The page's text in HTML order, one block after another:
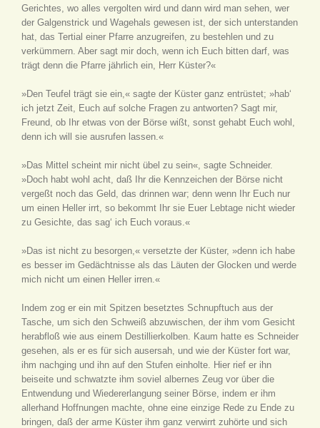
Gerichtes, wo alles vergolten wird und dann wird man sehen, wer
der Galgenstrick und Wagehals gewesen ist, der sich unterstanden
hat, das Tertial einer Pfarre anzugreifen, zu bestehlen und zu
verkümmern. Aber sagt mir doch, wenn ich Euch bitten darf, was
trägt denn die Pfarre jährlich ein, Herr Küster?«
»Den Teufel trägt sie ein,« sagte der Küster ganz entrüstet; »hab‘
ich jetzt Zeit, Euch auf solche Fragen zu antworten? Sagt mir,
Freund, ob Ihr etwas von der Börse wißt, sonst gehabt Euch wohl,
denn ich will sie ausrufen lassen.«
»Das Mittel scheint mir nicht übel zu sein«, sagte Schneider.
»Doch habt wohl acht, daß Ihr die Kennzeichen der Börse nicht
vergeßt noch das Geld, das drinnen war; denn wenn Ihr Euch nur
um einen Heller irrt, so bekommt Ihr sie Euer Lebtage nicht wieder
zu Gesichte, das sag‘ ich Euch voraus.«
»Das ist nicht zu besorgen,« versetzte der Küster, »denn ich habe
es besser im Gedächtnisse als das Läuten der Glocken und werde
mich nicht um einen Heller irren.«
Indem zog er ein mit Spitzen besetztes Schnupftuch aus der
Tasche, um sich den Schweiß abzuwischen, der ihm vom Gesicht
herabfloß wie aus einem Destillierkolben. Kaum hatte es Schneider
gesehen, als er es für sich ausersah, und wie der Küster fort war,
ihm nachging und ihn auf den Stufen einholte. Hier rief er ihn
beiseite und schwatzte ihm soviel albernes Zeug vor über die
Entwendung und Wiedererlangung seiner Börse, indem er ihm
allerhand Hoffnungen machte, ohne eine einzige Rede zu Ende zu
bringen, daß der arme Küster ihm ganz verwirrt zuhörte und sich